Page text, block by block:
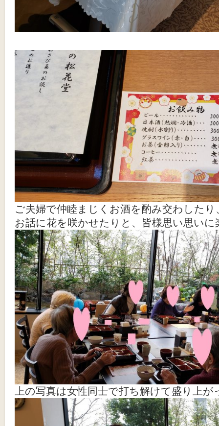
ご夫婦で仲睦まじくお酒を酌み交わした
お話に花を咲かせたりと、皆様思い思い
上の写真は女性同士で打ち解けて盛り上